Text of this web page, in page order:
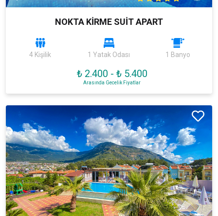
NOKTA KİRME SUİT APART
4 Kişilik 1 Yatak Odası 1 Banyo
₺ 2.400 - ₺ 5.400
Arasında Gecelik Fiyatlar